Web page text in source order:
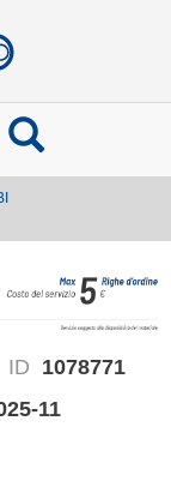
ID 1078771
11